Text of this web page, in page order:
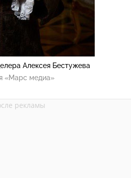
Алексея Бестужева
«Марс медиа»